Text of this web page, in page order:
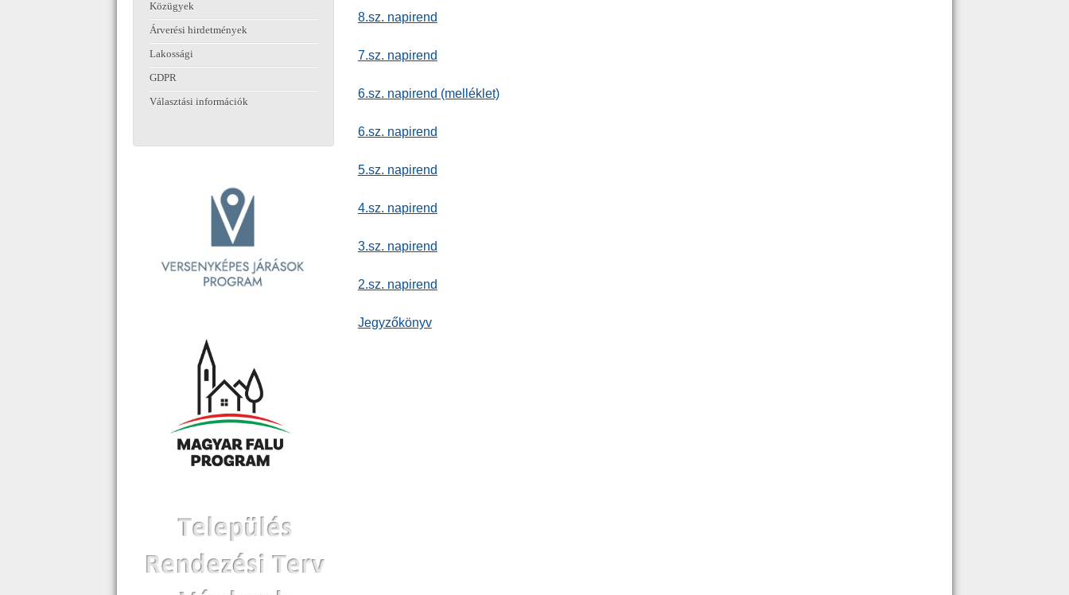
Közügyek
Árverési hirdetmények
Lakossági
GDPR
Választási információk
8.sz. napirend
7.sz. napirend
6.sz. napirend (melléklet)
6.sz. napirend
5.sz. napirend
4.sz. napirend
3.sz. napirend
2.sz. napirend
Jegyzőkönyv